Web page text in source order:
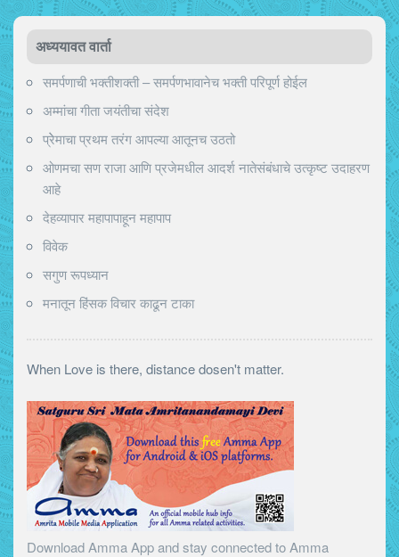
अध्ययावत वार्ता
समर्पणाची भक्तीशक्ती – समर्पणभावानेच भक्ती परिपूर्ण होईल
अम्मांचा गीता जयंतीचा संदेश
प्रेेमाचा प्रथम तरंग आपल्या आतूनच उठतो
ओणमचा सण राजा आणि प्रजेमधील आदर्श नातेसंबंधाचे उत्कृष्ट उदाहरण
आहे
देहव्यापार महापापाहून महापाप
विवेक
सगुण रूपध्यान
मनातून हिंसक विचार काढून टाका
When Love is there, distance dosen't matter.
Download Amma App and stay connected to Amma